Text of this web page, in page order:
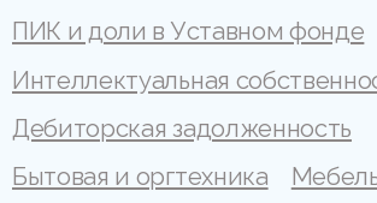
ПИК и доли в Уставном фонде
Интеллектуальная
Дебиторская задолженность
Бытовая и оргтехника